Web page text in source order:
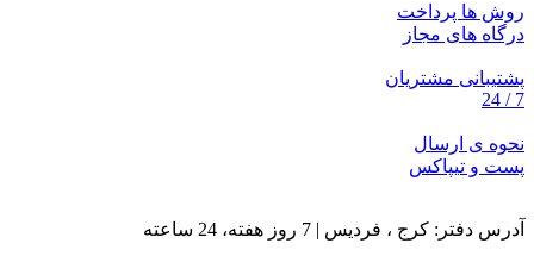
روش ها پرداخت
درگاه های مجاز
پشتیبانی مشتریان
7 / 24
نحوه ی ارسال
پست و تیپاکس
آدرس دفتر: کرج ، فردیس | 7 روز هفته، 24 ساعته